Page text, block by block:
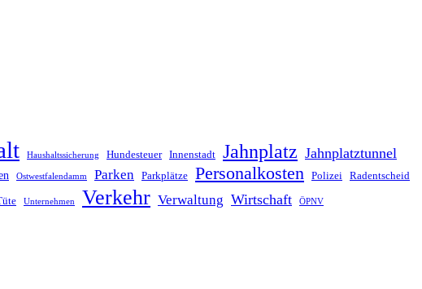
Haushaltssicherung Hundesteuer Innenstadt Jahnplatz Jahnplatztunnel
Ostwestfalendamm Parken Parkplätze Personalkosten Polizei Radentscheid
Unternehmen Verkehr Verwaltung Wirtschaft ÖPNV